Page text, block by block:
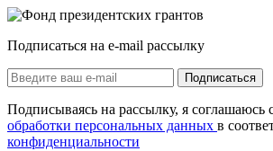
Подписаться на e-mail рассылку
Подписаться
Подписываясь на рассылку, я соглашаюсь
обработки персональных данных в
конфиденциальности